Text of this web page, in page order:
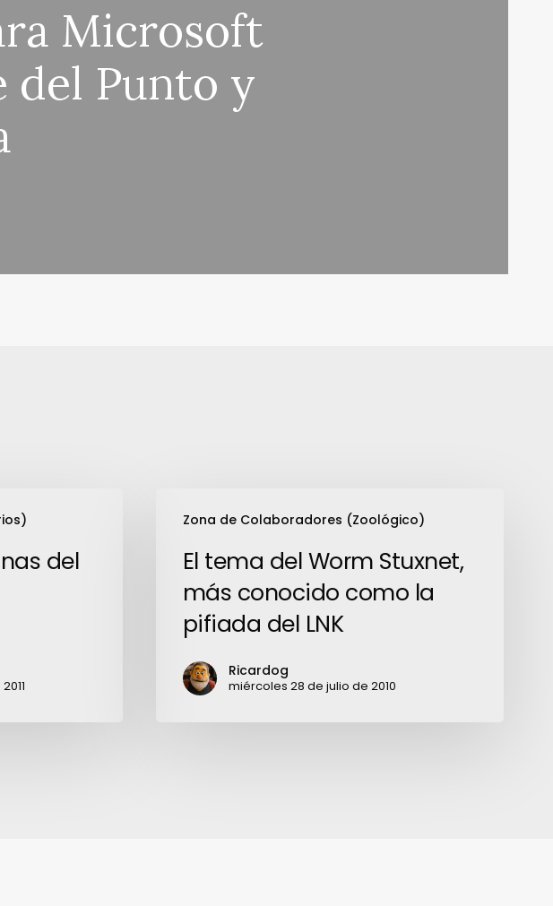
Microsoft
del Punto y
del
Zona de Colaboradores (Zoológico)
tema
Stuxnet,
conocido
como
El tema del Worm Stuxnet,
más conocido como la
pifiada del LNK
Ricardog
miércoles 28 de julio de 2010